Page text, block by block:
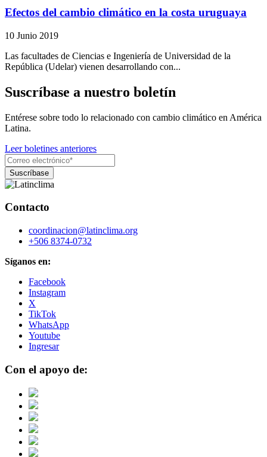
Efectos del cambio climático en la costa uruguaya
10 Junio 2019
Las facultades de Ciencias e Ingeniería de Universidad de la
República (Udelar) vienen desarrollando con...
Suscríbase a nuestro boletín
Entérese sobre todo lo relacionado con cambio climático en América
Latina.
Leer boletines anteriores
Contacto
coordinacion@latinclima.org
+506 8374-0732
Síganos en:
Facebook
Instagram
X
TikTok
WhatsApp
Youtube
Ingresar
Con el apoyo de: